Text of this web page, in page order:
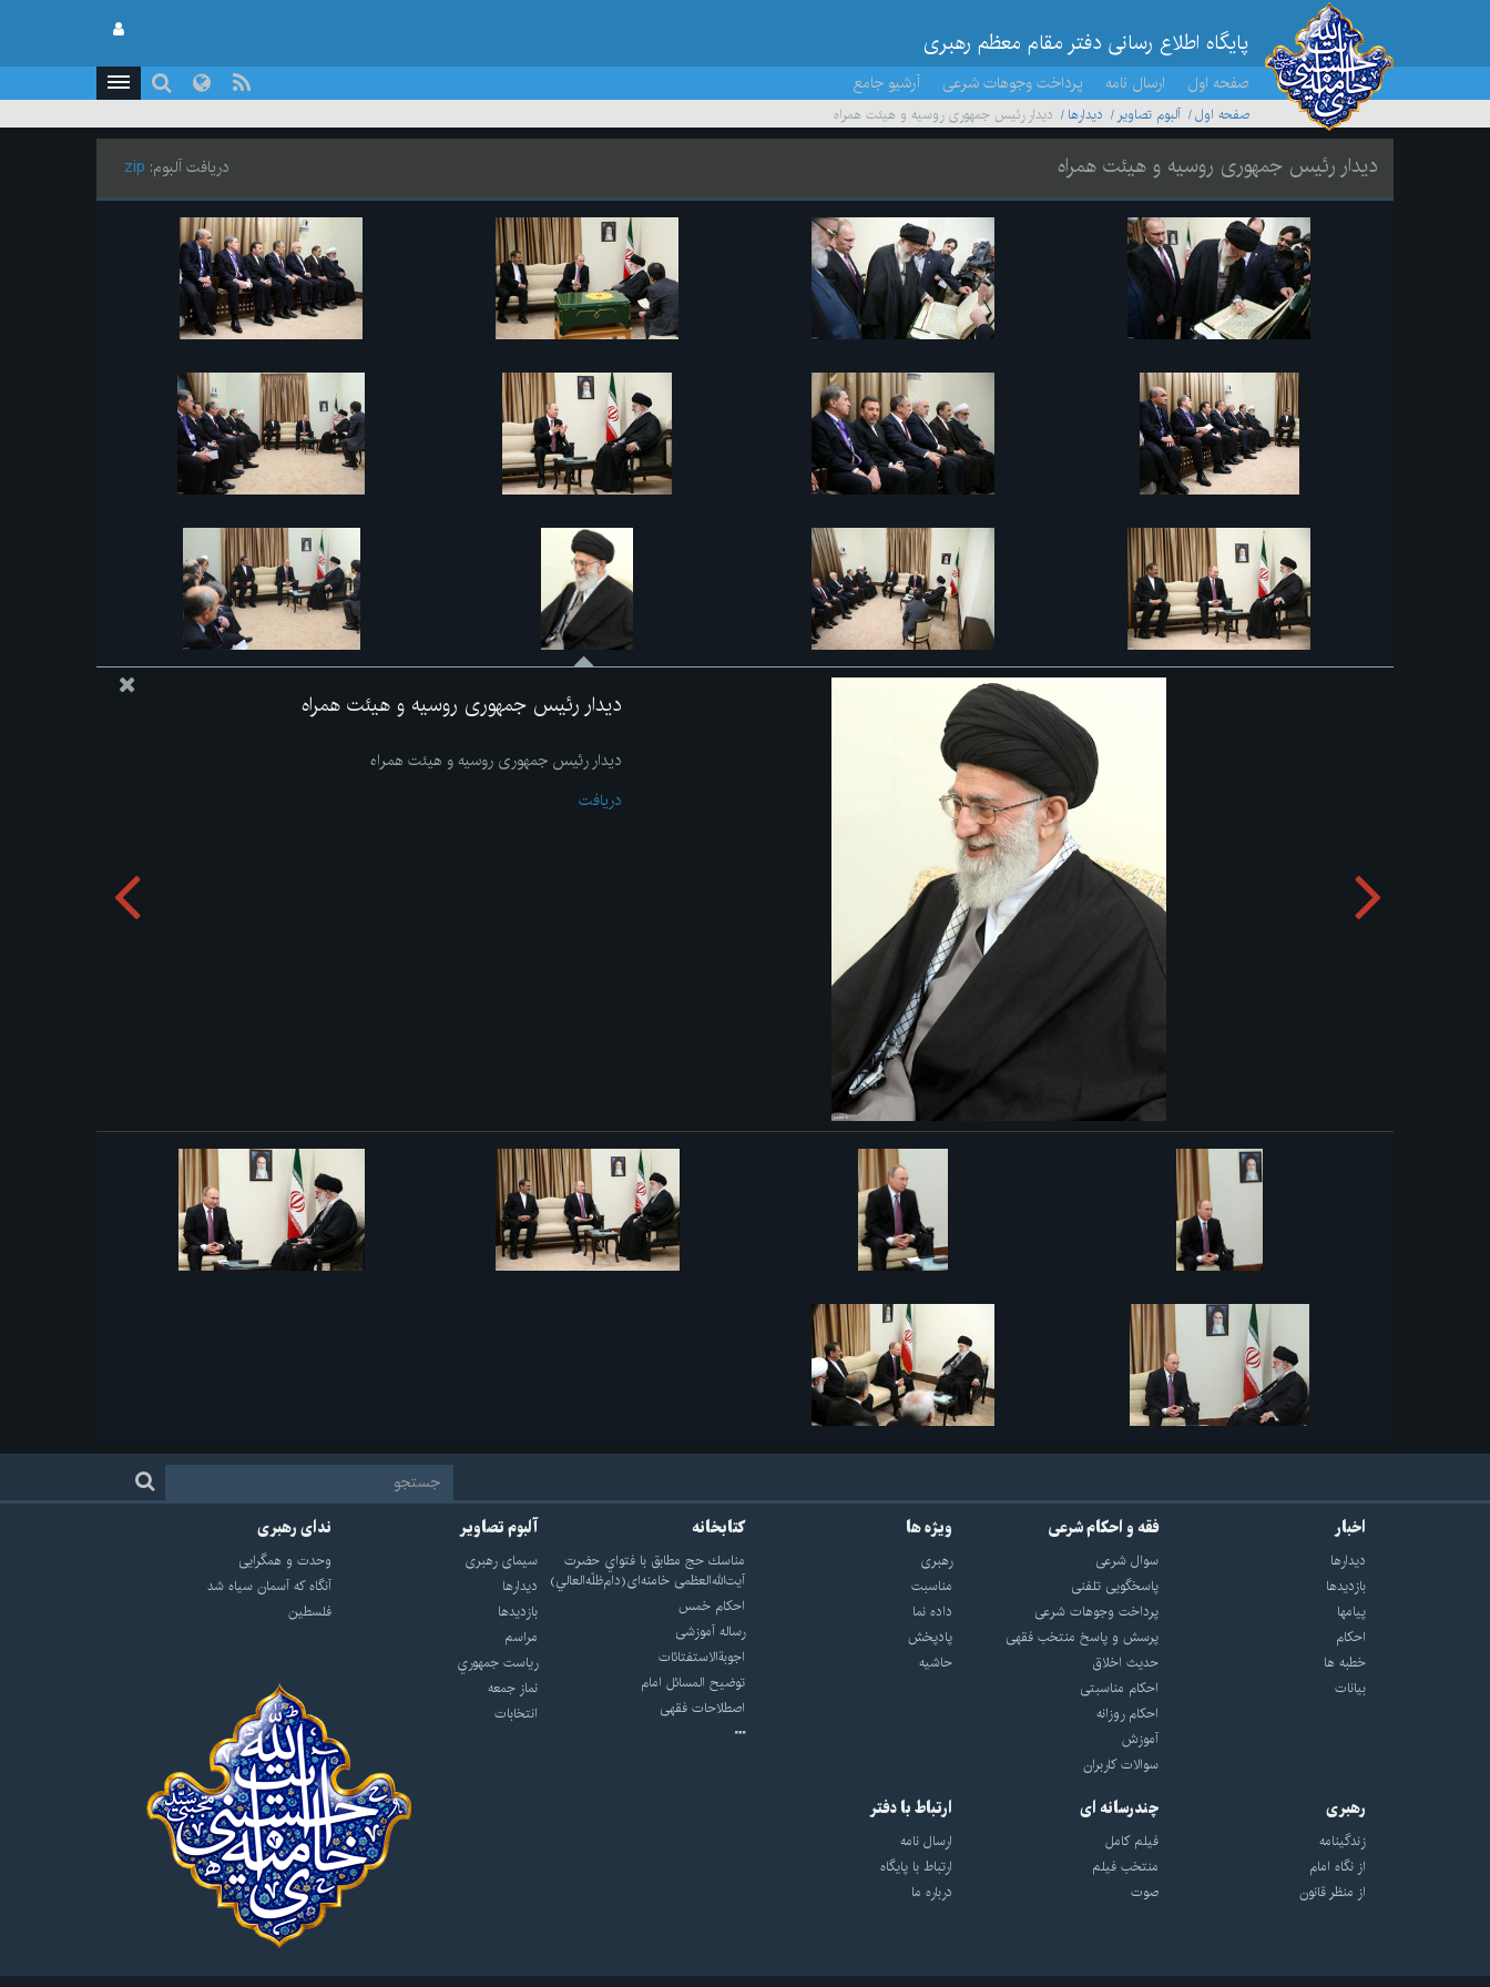
پایگاه اطلاع رسانی دفتر مقام معظم رهبری
صفحه اول ارسال نامه پرداخت وجوهات شرعی آرشیو جامع
صفحه اول آلبوم تصاویر ديدارها دیدار رئیس جمهوری روسیه و هیئت همراه
دیدار رئیس جمهوری روسیه و هیئت همراه دریافت آلبوم: zip
دیدار رئیس جمهوری روسیه و هیئت همراه
دیدار رئیس جمهوری روسیه و هیئت همراه
دریافت
اخبار
دیدارها
بازديدها
پيامها
احكام
خطبه ها
بیانات
فقه و احکام شرعی
سوال شرعی
پاسخگویی تلفنی
پرداخت وجوهات شرعی
پرسش و پاسخ منتخب فقهی
حدیث اخلاق
احکام مناسبتی
احکام روزانه
آموزش
سوالات کاربران
ویژه ها
رهبری
مناسبت
داده نما
پادپخش
حاشیه
کتابخانه
مناسك حج مطابق با فتواي حضرت
آيت‌الله‌العظمى خامنه‌اى(دام‌ظلّه‌العالي)
احکام خمس
رساله آموزشی
اجوبة‌الاستفتائات
توضيح المسائل امام
اصطلاحات فقهى
آلبوم تصاویر
سيماى رهبرى
ديدارها
بازديدها
مراسم
رياست جمهوري
نماز جمعه
انتخابات
ندای رهبری
وحدت و همگرایی
آنگاه که آسمان سیاه شد
فلسطین
رهبری
زندگینامه
از نگاه امام
از منظر قانون
چندرسانه ای
فیلم کامل
منتخب فیلم
صوت
ارتباط با دفتر
ارسال نامه
ارتباط با پایگاه
درباره ما